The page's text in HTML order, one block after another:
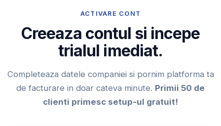
ACTIVARE CONT
Creeaza contul si incepe
trialul imediat.
Completeaza datele companiei si pornim platforma ta
de facturare in doar cateva minute. Primii 50 de
clienti primesc setup-ul gratuit!